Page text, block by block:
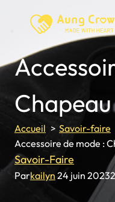
Accueil
Savoir-faire
Accessoire de mode :
Savoir-Faire
Parkailyn 24 juin 2023